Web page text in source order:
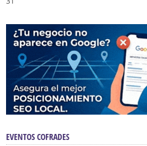
EVENTOS COFRADES